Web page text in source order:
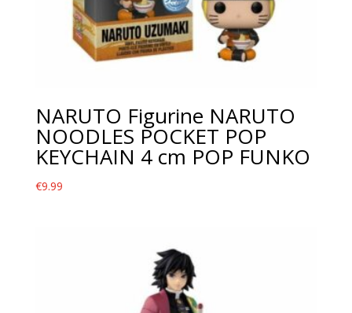
NARUTO Figurine NARUTO
NOODLES POCKET POP
KEYCHAIN 4 cm POP FUNKO
€9.99